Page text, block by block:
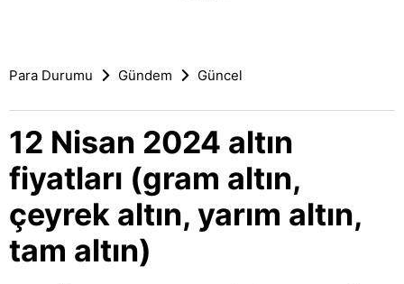
Para Durumu Gündem Güncel
12 Nisan 2024 altın
fiyatları (gram altın,
çeyrek altın, yarım altın,
tam altın)